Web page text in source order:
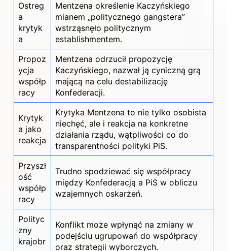
Ostreg
a
krytyk
a
Mentzena określenie Kaczyńskiego
mianem „politycznego gangstera”
wstrząsnęło politycznym
establishmentem.
Propoz
ycja
współp
racy
Mentzena odrzucił propozycję
Kaczyńskiego, nazwał ją cyniczną grą
mającą na celu destabilizację
Konfederacji.
Krytyk
a jako
reakcja
Krytyka Mentzena to nie tylko osobista
niechęć, ale i reakcja na konkretne
działania rządu, wątpliwości co do
transparentności polityki PiS.
Przyszł
ość
współp
racy
Trudno spodziewać się współpracy
między Konfederacją a PiS w obliczu
wzajemnych oskarżeń.
Polityc
zny
krajobr
Konflikt może wpłynąć na zmiany w
podejściu ugrupowań do współpracy
oraz strategii wyborczych.